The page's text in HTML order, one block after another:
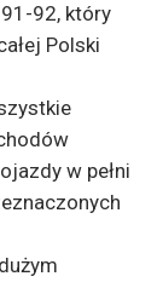
92, który
Polski
w pełni